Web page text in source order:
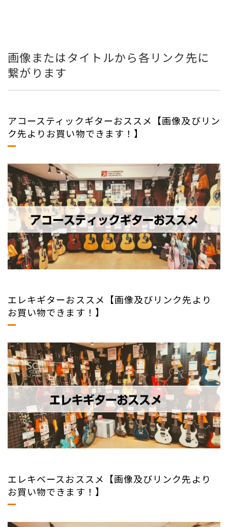
画像またはタイトルから各リンク先に
繋がります
アコースティックギターおススメ【画像及びリン
ク先よりお買い物できます！】
エレキギターおススメ【画像及びリンク先より
お買い物できます！】
エレキベースおススメ【画像及びリンク先より
お買い物できます！】